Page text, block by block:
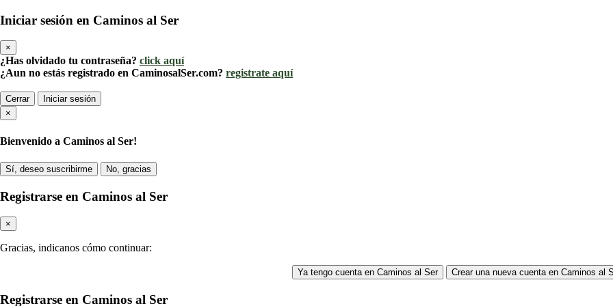
Iniciar sesión en Caminos al Ser
×
¿Has olvidado tu contraseña? click aquí
¿Aun no estás registrado en CaminosalSer.com? registrate aquí
Cerrar
Iniciar sesión
×
Bienvenido a Caminos al Ser!
Sí, deseo suscribirme No, gracias
Registrarse en Caminos al Ser
×
Gracias, indicanos cómo continuar:
Ya tengo cuenta en Caminos al Ser Crear una nueva cuenta en Caminos al
Registrarse en Caminos al Ser